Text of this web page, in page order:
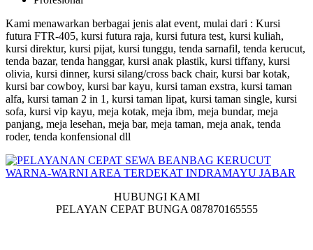
Kami menawarkan berbagai jenis alat event, mulai dari : Kursi
futura FTR-405, kursi futura raja, kursi futura test, kursi kuliah,
kursi direktur, kursi pijat, kursi tunggu, tenda sarnafil, tenda kerucut,
tenda bazar, tenda hanggar, kursi anak plastik, kursi tiffany, kursi
olivia, kursi dinner, kursi silang/cross back chair, kursi bar kotak,
kursi bar cowboy, kursi bar kayu, kursi taman exstra, kursi taman
alfa, kursi taman 2 in 1, kursi taman lipat, kursi taman single, kursi
sofa, kursi vip kayu, meja kotak, meja ibm, meja bundar, meja
panjang, meja lesehan, meja bar, meja taman, meja anak, tenda
roder, tenda konfensional dll
HUBUNGI KAMI
PELAYAN CEPAT BUNGA 087870165555